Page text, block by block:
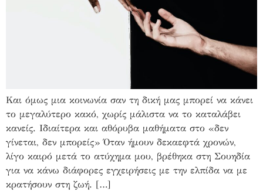
Και όμως μια κοινωνία σαν τη δική μας μπορεί να κάνει
το μεγαλύτερο κακό, χωρίς μάλιστα να το καταλάβει
κανείς. Ιδιαίτερα και αθόρυβα μαθήματα στο «δεν
γίνεται, δεν μπορείς» Όταν ήμουν δεκαεφτά χρονών,
λίγο καιρό μετά το ατύχημα μου, βρέθηκα στη Σουηδία
για να κάνω διάφορες εγχειρήσεις με την ελπίδα να με
κρατήσουν στη ζωή. […]